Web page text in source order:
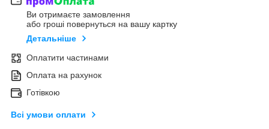
Ви отримаєте замовлення
або гроші повернуться на вашу картку
Детальніше
Оплатити частинами
Оплата на рахунок
Готівкою
Всі умови оплати